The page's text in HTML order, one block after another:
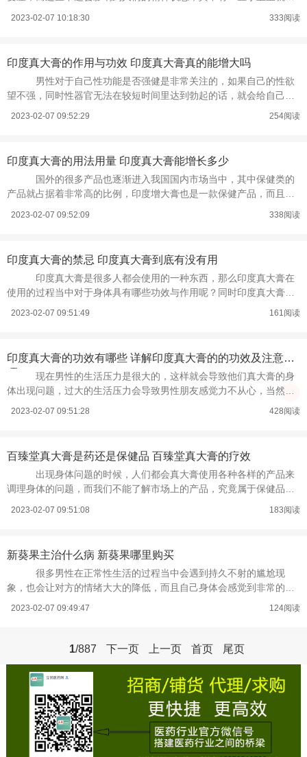
2023-02-07 10:18:30 333阅读
印度真大膏的作用与功效 印度真大膏真的能增大吗
男性对于自己性功能是否强健是非常关注的，如果自己的性欲
望不强，同时性器官无法在较短时间里达到勃起的话，就会给自己的
2023-02-07 09:52:29 254阅读
印度真大膏的用法用量 印度真大膏能增长多少
国外的很多产品也逐渐进入我国国内市场当中，其中保健类的
产品就占据着非常高的比例，印度增大膏也是一款保健产品，而且是
2023-02-07 09:52:09 338阅读
印度真大膏的禁忌 印度真大膏到底有没有用
印度真大膏是很多人都会使用的一种东西，那么印度真大膏在
使用的过程当中对于身体具有哪些功效与作用呢？同时印度真大膏在
2023-02-07 09:51:49 161阅读
印度真大膏的功效有哪些 详解印度真大膏的的功效及注意事
项 现在男性的生活压力是很大的，这样就会导致他们真大膏的身
体出现问题，过大的生活压力会导致男性朋友感觉力不从心，当然在
2023-02-07 09:51:28 428阅读
百臻堂真大膏是药还是保健品 百臻堂真大膏的疗效
出现身体问题的时候，人们都会真大膏使用各种各样的产品来
调理身体的问题，而我们不能了解市场上的产品，究竟属于保健品或
2023-02-07 09:51:08 183阅读
新葵果主治什么病 新葵果哪里购买
很多男性在正常性生活的过程当中会遇到持久不射的尴尬现
象，也会让对方的情绪大大的降低，而且自己身体会感觉到非常的困
2023-02-07 09:49:47 124阅读
1/887 下一页 上一页 首页 尾页